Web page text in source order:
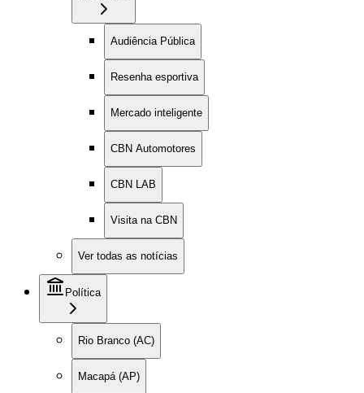
Audiência Pública
Resenha esportiva
Mercado inteligente
CBN Automotores
CBN LAB
Visita na CBN
Ver todas as notícias
Política
Rio Branco (AC)
Macapá (AP)